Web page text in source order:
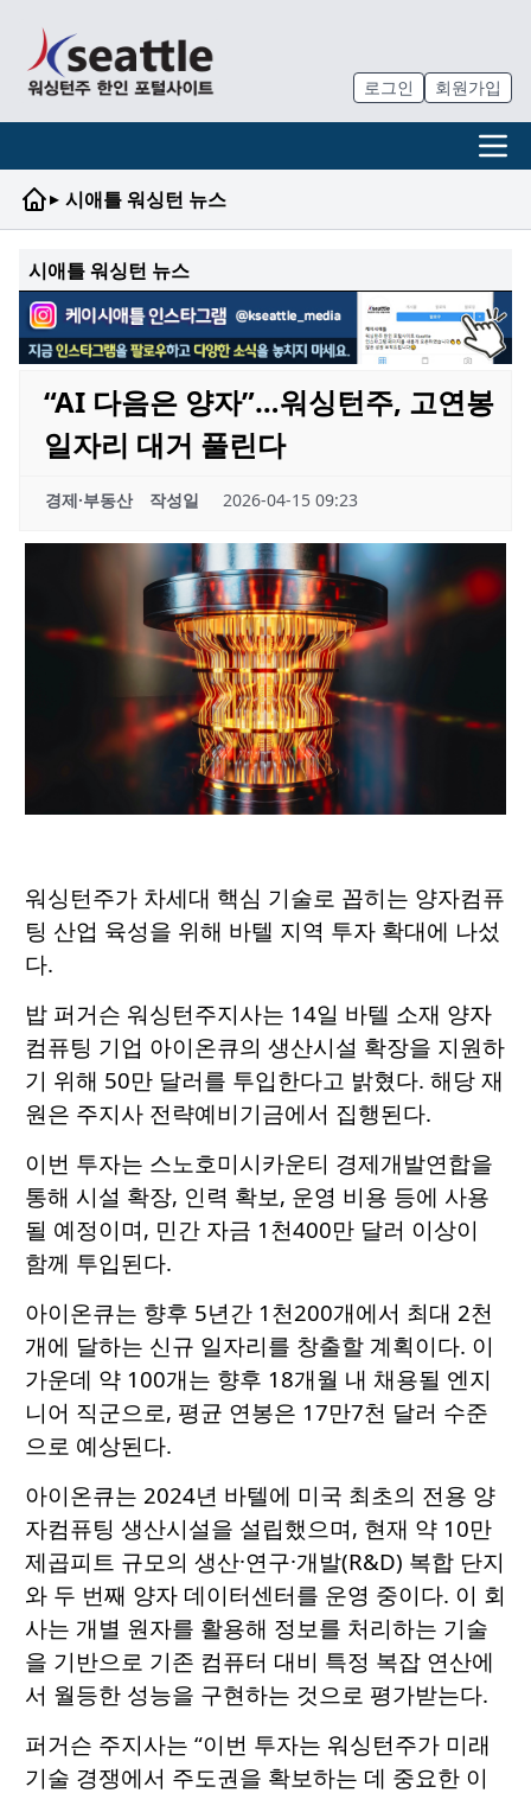
로그인 회원가입
▸ 시애틀 워싱턴 뉴스
시애틀 워싱턴 뉴스
“AI 다음은 양자”…워싱턴주, 고연봉
일자리 대거 풀린다
경제·부동산 작성일 2026-04-15 09:23
워싱턴주가 차세대 핵심 기술로 꼽히는 양자컴퓨
팅 산업 육성을 위해 바텔 지역 투자 확대에 나섰
다.
밥 퍼거슨 워싱턴주지사는 14일 바텔 소재 양자
컴퓨팅 기업 아이온큐의 생산시설 확장을 지원하
기 위해 50만 달러를 투입한다고 밝혔다. 해당 재
원은 주지사 전략예비기금에서 집행된다.
이번 투자는 스노호미시카운티 경제개발연합을
통해 시설 확장, 인력 확보, 운영 비용 등에 사용
될 예정이며, 민간 자금 1천400만 달러 이상이
함께 투입된다.
아이온큐는 향후 5년간 1천200개에서 최대 2천
개에 달하는 신규 일자리를 창출할 계획이다. 이
가운데 약 100개는 향후 18개월 내 채용될 엔지
니어 직군으로, 평균 연봉은 17만7천 달러 수준
으로 예상된다.
아이온큐는 2024년 바텔에 미국 최초의 전용 양
자컴퓨팅 생산시설을 설립했으며, 현재 약 10만
제곱피트 규모의 생산·연구·개발(R&D) 복합 단지
와 두 번째 양자 데이터센터를 운영 중이다. 이 회
사는 개별 원자를 활용해 정보를 처리하는 기술
을 기반으로 기존 컴퓨터 대비 특정 복잡 연산에
서 월등한 성능을 구현하는 것으로 평가받는다.
퍼거슨 주지사는 “이번 투자는 워싱턴주가 미래
기술 경쟁에서 주도권을 확보하는 데 중요한 이